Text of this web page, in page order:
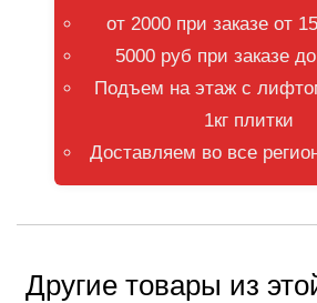
от 2000 при заказе от
5000 руб при заказе
Подъем на этаж с
1кг плитки
Доставляем во все
Другие товары из